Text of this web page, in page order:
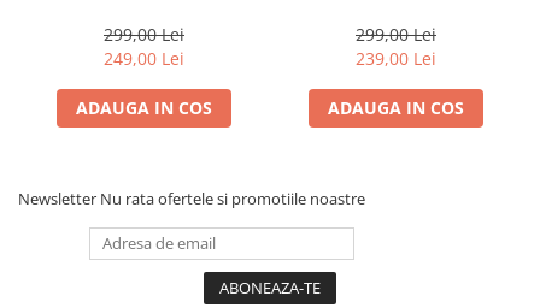
299,00 Lei
249,00 Lei
ADAUGA IN COS
299,00 Lei
239,00 Lei
ADAUGA IN COS
Newsletter Nu rata ofertele si promotiile noastre